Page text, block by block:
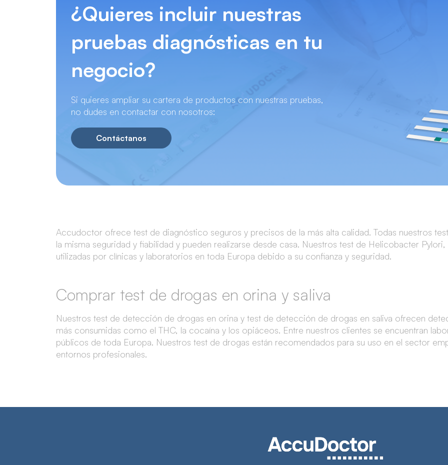
¿Quieres incluir nuestras
pruebas diagnósticas en tu
negocio?
Si quieres ampliar su cartera de productos con nuestras pruebas,
no dudes en contactar con nosotros:
Contáctanos
Accudoctor ofrece test de diagnóstico seguros y precisos de la más alta calidad. Todas nuestros
la misma seguridad y fiabilidad y pueden realizarse desde casa. Nuestros test de Helicobacter
utilizadas por clínicas y laboratorios en toda Europa debido a su confianza y seguridad.
Comprar test de drogas en orina y saliva
Nuestros test de detección de drogas en orina y test de detección de drogas en saliva ofrecen
más consumidas como el THC, la cocaína y los opiáceos. Entre nuestros clientes se encuentran
públicos de toda Europa. Nuestros test de drogas están recomendados para su uso en el sector
entornos profesionales.